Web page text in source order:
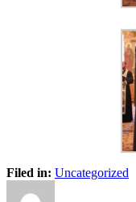
Filed in: Uncategorized